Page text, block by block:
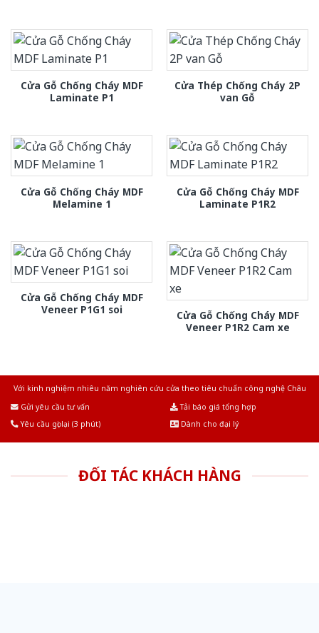
Cửa Gỗ Chống Cháy MDF
Laminate P1
Cửa Thép Chống Cháy 2P
van Gỗ
Cửa Gỗ Chống Cháy MDF
Melamine 1
Cửa Gỗ Chống Cháy MDF
Laminate P1R2
Cửa Gỗ Chống Cháy MDF
Veneer P1G1 soi
Cửa Gỗ Chống Cháy MDF
Veneer P1R2 Cam xe
Với kinh nghiệm nhiêu năm nghiên cứu cửa theo tiêu chuẩn công nghệ Châu
Gửi yêu cầu tư vấn
Tải báo giá tổng hợp
Yêu cầu gọi lại (3 phút)
Dành cho đại lý
ĐỐI TÁC KHÁCH HÀNG